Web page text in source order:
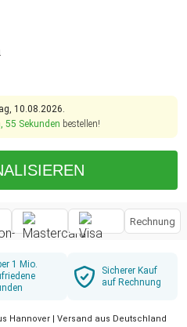
10.08.2026.
55 Sekunden bestellen!
Rechnung
1 Mio.
Sicherer Kauf
auf Rechnung
Hannover | Versand aus Deutschland